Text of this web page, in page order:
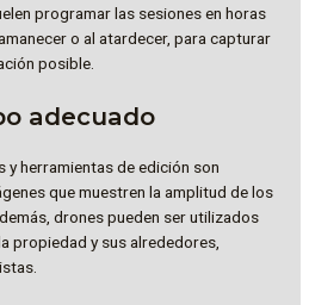
programar las sesiones en horas
o al atardecer, para capturar
posible.
adecuado
y herramientas de edición son
que muestren la amplitud de los
drones pueden ser utilizados
propiedad y sus alrededores,